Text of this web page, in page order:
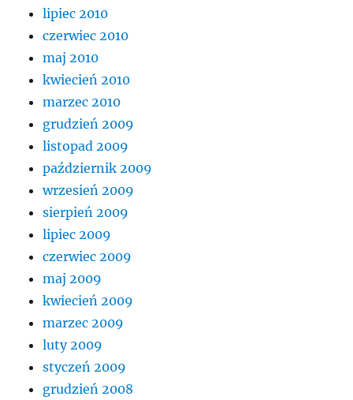
lipiec 2010
czerwiec 2010
maj 2010
kwiecień 2010
marzec 2010
grudzień 2009
listopad 2009
październik 2009
wrzesień 2009
sierpień 2009
lipiec 2009
czerwiec 2009
maj 2009
kwiecień 2009
marzec 2009
luty 2009
styczeń 2009
grudzień 2008